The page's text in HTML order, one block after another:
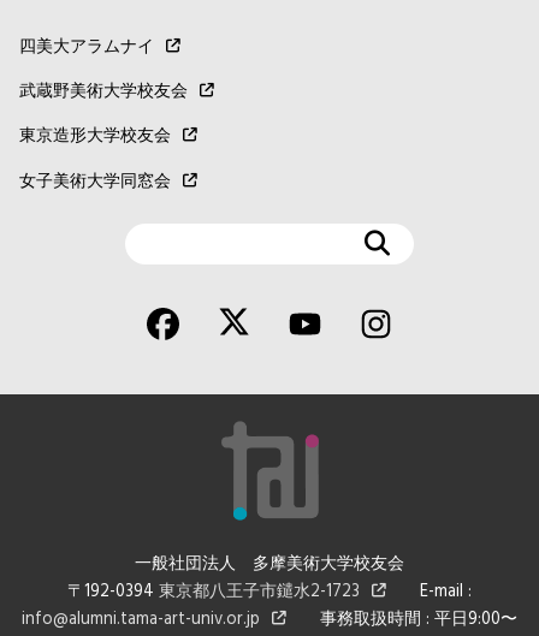
四美大アラムナイ
武蔵野美術大学校友会
東京造形大学校友会
女子美術大学同窓会
一般社団法人 多摩美術大学校友会
〒192-0394 東京都八王子市鑓水2-1723
E-mail :
info@alumni.tama-art-univ.or.jp
事務取扱時間 : 平日9:00〜